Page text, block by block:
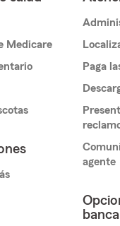
Medicare
Paga
agente